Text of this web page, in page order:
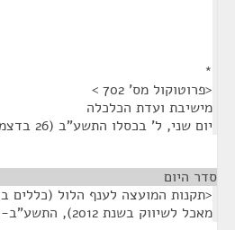
*
<פרוטוקול מס' 702 >
מישיבת ועדת הכלכלה
יום שני, ל' בכסלו התשע"ב (26 בדצמבר 2011), שעה 16:00
סדר היום
<תקנות המועצה לענף הלול (כללים
מאכל לשיווק בשנת 2012), התשע"ב-2011>